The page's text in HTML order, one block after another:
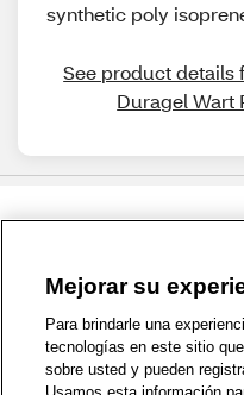
synthetic poly
See product details
Duragel Wart
1-800-679-9691 |
Política de Privacidad |
Zona de Bienestar
Mejorar su
Para brindarle una
tecnologías en este sitio
sobre usted y pueden